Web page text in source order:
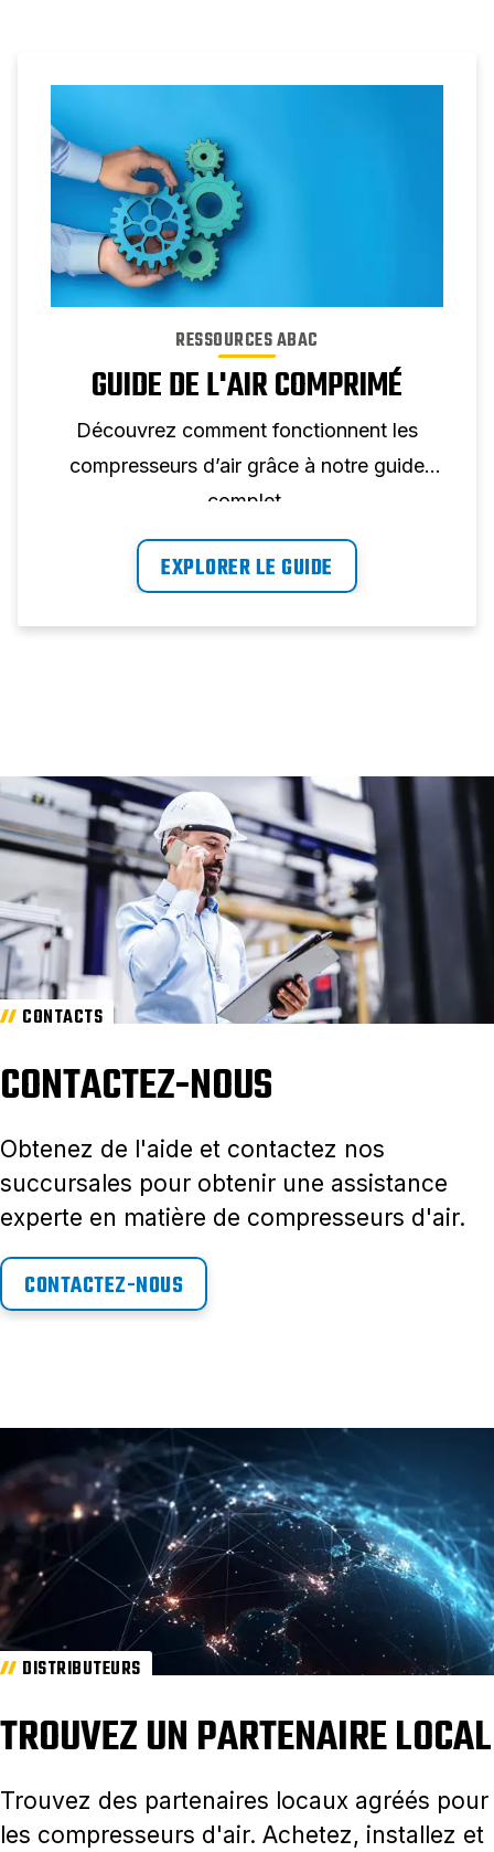
RESSOURCES ABAC
GUIDE DE L'AIR COMPRIMÉ
Découvrez comment fonctionnent les
compresseurs d’air grâce à notre guide
complet.
EXPLORER LE GUIDE
CONTACTS
CONTACTEZ-NOUS
Obtenez de l'aide et contactez nos
succursales pour obtenir une assistance
experte en matière de compresseurs d'air.
CONTACTEZ-NOUS
DISTRIBUTEURS
TROUVEZ UN PARTENAIRE LOCAL
Trouvez des partenaires locaux agréés pour
les compresseurs d'air. Achetez, installez et